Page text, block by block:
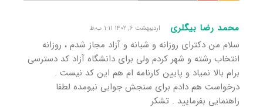
محمد رضا بیگلری اردیبهشت ۶, ۱۴۰۲ ۱:۱۱ ب٫ظ
سلام من دکترای روزانه و شبانه و آزاد مجاز شدم ، روزانه
انتخاب رشته و شهر کردم ولی برای دانشگاه آزاد کد دسترسی
برام بالا نمیاد و پایین کارنامه ام هم این کد نیست .
درخواست هم دادم برای سنجش جوابی نیومده لطفا
راهنمایی بفرمایید . تشکر